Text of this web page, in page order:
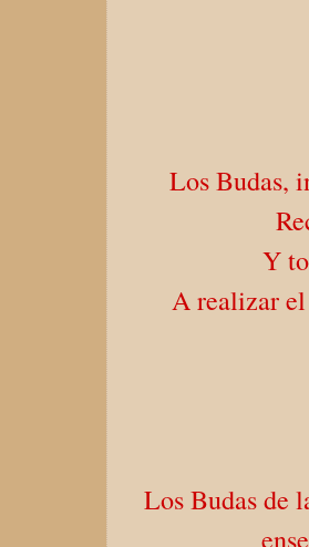
Los Budas,
Y
A realizar
Los Budas de